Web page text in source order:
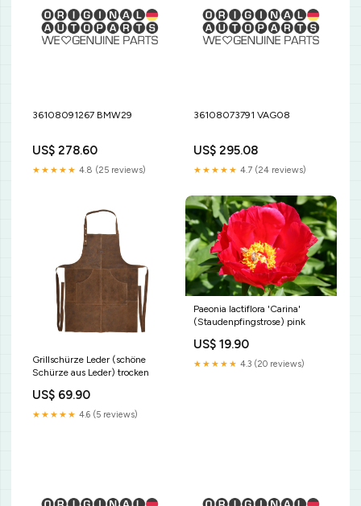
36108091267 BMW29
US$ 278.60
★★★★★ 4.8 (25 reviews)
36108073791 VAG08
US$ 295.08
★★★★★ 4.7 (24 reviews)
Grillschürze Leder (schöne
Schürze aus Leder) trocken
US$ 69.90
★★★★★ 4.6 (5 reviews)
Paeonia lactiflora 'Carina'
(Staudenpfingstrose) pink
US$ 19.90
★★★★★ 4.3 (20 reviews)